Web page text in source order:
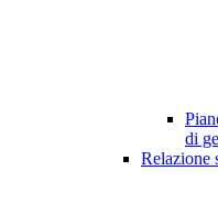
di
Relazione